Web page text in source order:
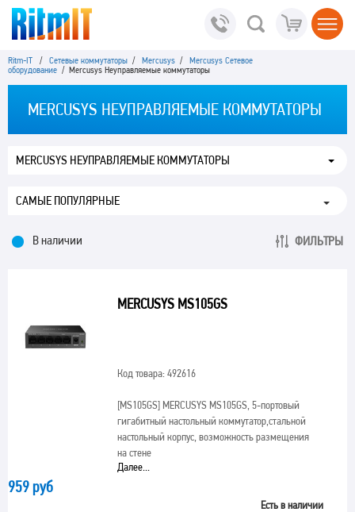
Ritm-IT / Сетевые коммутаторы / Mercusys / Mercusys Сетевое
оборудование / Mercusys Неуправляемые коммутаторы
MERCUSYS НЕУПРАВЛЯЕМЫЕ КОММУТАТОРЫ
MERCUSYS НЕУПРАВЛЯЕМЫЕ КОММУТАТОРЫ
В наличии ФИЛЬТРЫ
MERCUSYS MS105GS
Код товара: 492616
[MS105GS] MERCUSYS MS105GS, 5-портовый
гигабитный настольный коммутатор,стальной
настольный корпус, возможность размещения
на стене
Далее...
959 руб
Есть в наличии